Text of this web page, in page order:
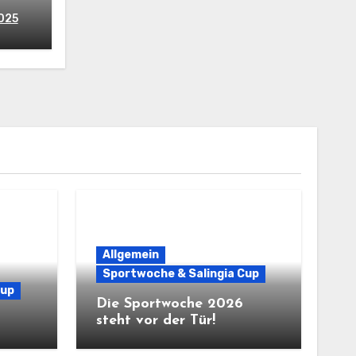
Allgemein
Sportwoche & Salingia Cup
Die Sportwoche 2026
steht vor der Tür!